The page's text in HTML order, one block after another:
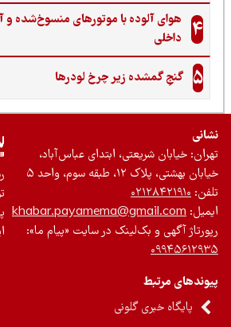
هوای آلوده با موتورهای منسوخ‌شده و
داخلی
گنجِ گمشده زیر چرخ لودرها
خیابان شریعتی، ابتدای عباس‌آباد،
بهشتی، پلاک ۱۲، طبقه سوم، واحد ۵
۰۲۱۲۸۴۲۱۹۱۰
khabar.payamema@gmail.com
آگهی و بک‌لینک در سایت «پیام ما»:
مرتبط
پایگاه خبری گلونی
رسانۀ
توسعۀ
پایدار
ایران